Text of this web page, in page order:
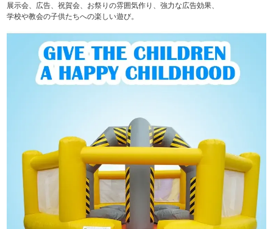
展示会、広告、祝賀会、お祭りの雰囲気作り、強力な広告効果、
学校や教会の子供たちへの楽しい遊び。